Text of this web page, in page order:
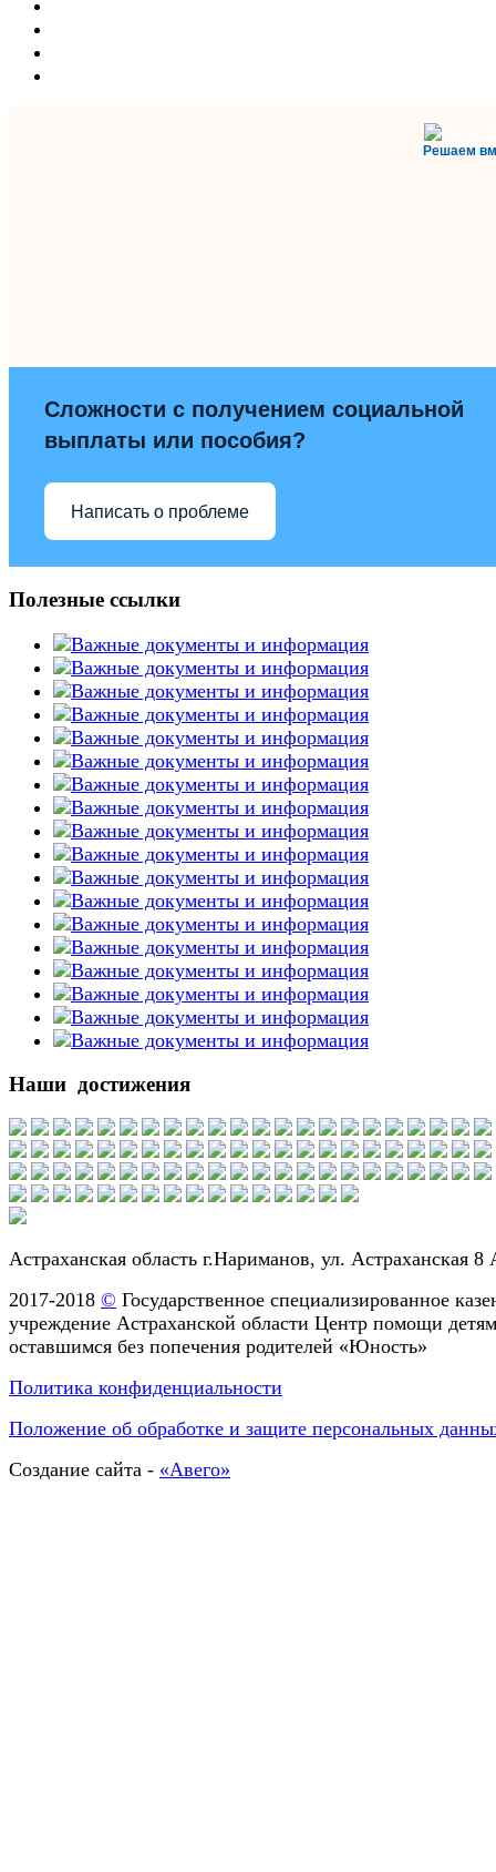
Решаем
Сложности с получением социальной
выплаты или пособия?
Написать о проблеме
Полезные ссылки
Наши достижения
Астраханская область г.Нариманов, ул. Астраханская 8
2017-2018 © Государственное специализированное
учреждение Астраханской области Центр помощи
оставшимся без попечения родителей «Юность»
Политика конфиденциальности
Положение об обработке и защите персональных
Создание сайта - «Авего»